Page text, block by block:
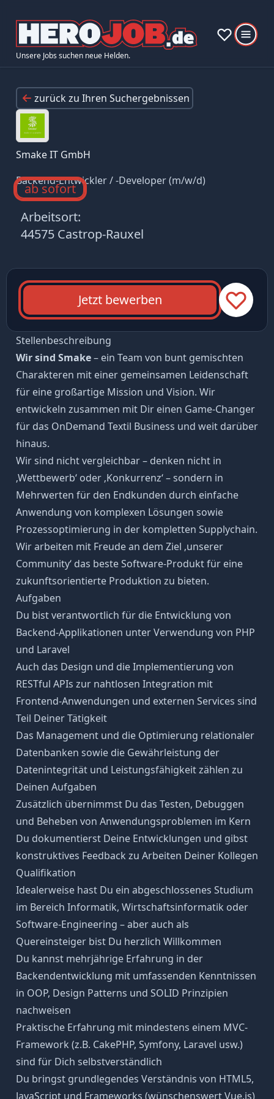
Unsere Jobs suchen neue Helden.
zurück zu Ihren Suchergebnissen
Smake IT GmbH
Backend-Entwickler / -Developer (m/w/d)
ab sofort
Arbeitsort:
44575 Castrop-Rauxel
Jetzt bewerben
Stellenbeschreibung
Wir sind Smake– ein Team von bunt gemischten
Charakteren mit einer gemeinsamen Leidenschaft
für eine großartige Mission und Vision. Wir
entwickeln zusammen mit Dir einen Game-Changer
für das OnDemand Textil Business und weit darüber
hinaus.
Wir sind nicht vergleichbar – denken nicht in
‚Wettbewerb‘ oder ‚Konkurrenz‘ – sondern in
Mehrwerten für den Endkunden durch einfache
Anwendung von komplexen Lösungen sowie
Prozessoptimierung in der kompletten Supplychain.
Wir arbeiten mit Freude an dem Ziel ‚unserer
Community‘ das beste Software-Produkt für eine
zukunftsorientierte Produktion zu bieten.
Aufgaben
Du bist verantwortlich für die Entwicklung von
Backend-Applikationen unter Verwendung von PHP
und Laravel
Auch das Design und die Implementierung von
RESTful APIs zur nahtlosen Integration mit
Frontend-Anwendungen und externen Services sind
Teil Deiner Tätigkeit
Das Management und die Optimierung relationaler
Datenbanken sowie die Gewährleistung der
Datenintegrität und Leistungsfähigkeit zählen zu
Deinen Aufgaben
Zusätzlich übernimmst Du das Testen, Debuggen
und Beheben von Anwendungsproblemen im Kern
Du dokumentierst Deine Entwicklungen und gibst
konstruktives Feedback zu Arbeiten Deiner Kollegen
Qualifikation
Idealerweise hast Du ein abgeschlossenes Studium
im Bereich Informatik, Wirtschaftsinformatik oder
Software-Engineering – aber auch als
Quereinsteiger bist Du herzlich Willkommen
Du kannst mehrjährige Erfahrung in der
Backendentwicklung mit umfassenden Kenntnissen
in OOP, Design Patterns und SOLID Prinzipien
nachweisen
Praktische Erfahrung mit mindestens einem MVC-
Framework (z.B. CakePHP, Symfony, Laravel usw.)
sind für Dich selbstverständlich
Du bringst grundlegendes Verständnis von HTML5,
JavaScript und Frameworks (wünschenswert Vue.js)